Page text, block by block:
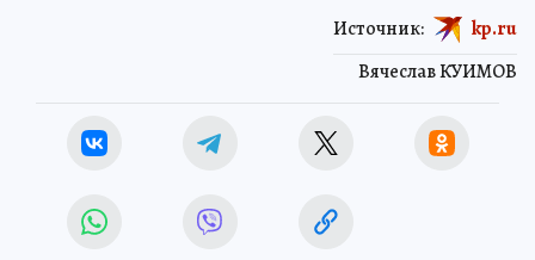
Вячеслав КУИМОВ
Источник: kp.ru